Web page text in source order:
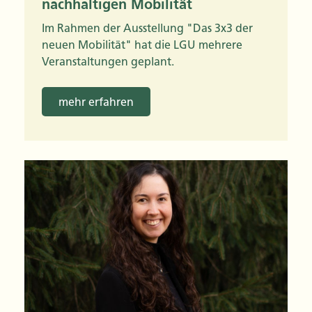
nachhaltigen Mobilität
Im Rahmen der Ausstellung "Das 3x3 der
neuen Mobilität" hat die LGU mehrere
Veranstaltungen geplant.
mehr erfahren